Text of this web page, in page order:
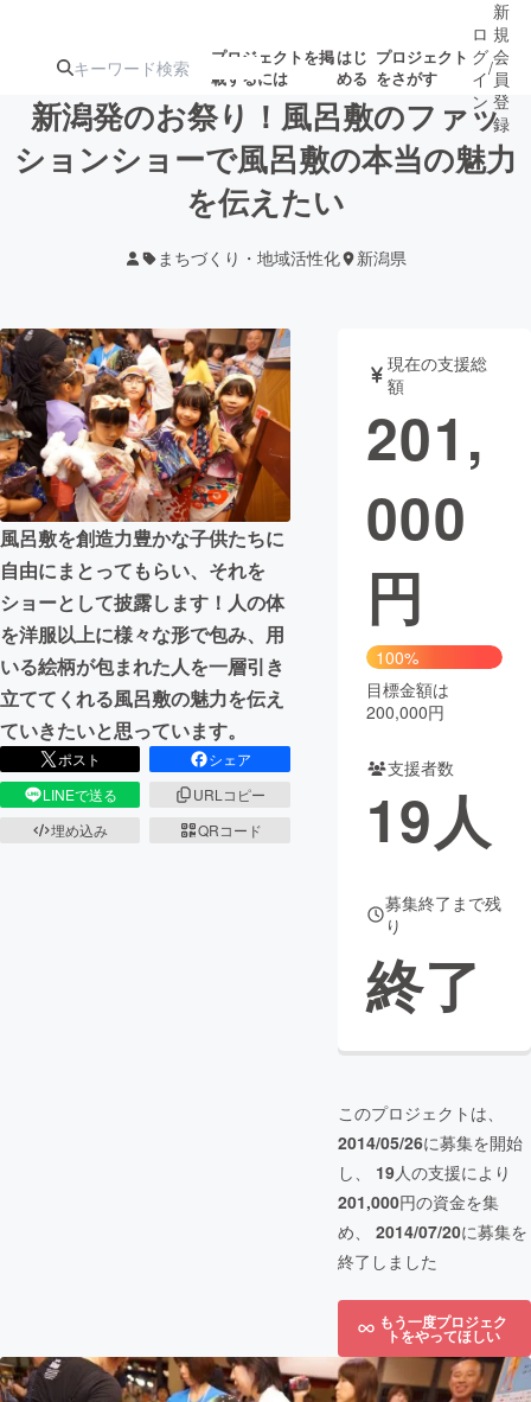
プロジェクトを掲
載するには
はじ
める
プロジェクト
をさがす
注目の新着プロ
ジェクト
募集終了が近いプ
テクノロジー・ガジェット
映像・映画 書籍・雑誌
ビジネス・起業 チャレンジ
まちづくり・地域活性化
CAMPFIRE for Social Good
CAMPFIRE Creation
CAMPFIREふるさと納税machi-ya コミュニティ
ロ
グ
イ
ン
/
新
規
会
員
登
録
新潟発のお祭り！風呂敷のファッ
ションショーで風呂敷の本当の魅力
を伝えたい
まちづくり・地域活性化 新潟県
風呂敷を創造力豊かな子供たちに
自由にまとってもらい、それを
ショーとして披露します！人の体
を洋服以上に様々な形で包み、用
いる絵柄が包まれた人を一層引き
立ててくれる風呂敷の魅力を伝え
ていきたいと思っています。
ポスト
シェア
LINEで送る
URLコピー
埋め込み
QRコード
現在の支援総
額
201,
000
円
100%
目標金額は
200,000円
支援者数
19人
募集終了まで残
り
終了
このプロジェクトは、
2014/05/26に募集を開始
し、 19人の支援により
201,000円の資金を集
め、 2014/07/20に募集を
終了しました
もう一度プロジェク
トをやってほしい